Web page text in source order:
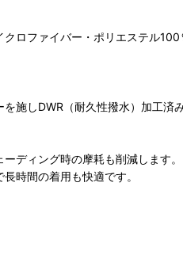
ロファイバー・ポリエステル100
施しDWR（耐久性撥水）加工済み
ディング時の摩耗も削減します。
時間の着用も快適です。